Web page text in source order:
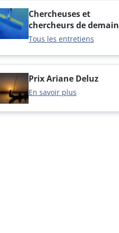
Chercheuses et
chercheurs de demain
Tous les entretiens
Prix Ariane Deluz
En savoir plus